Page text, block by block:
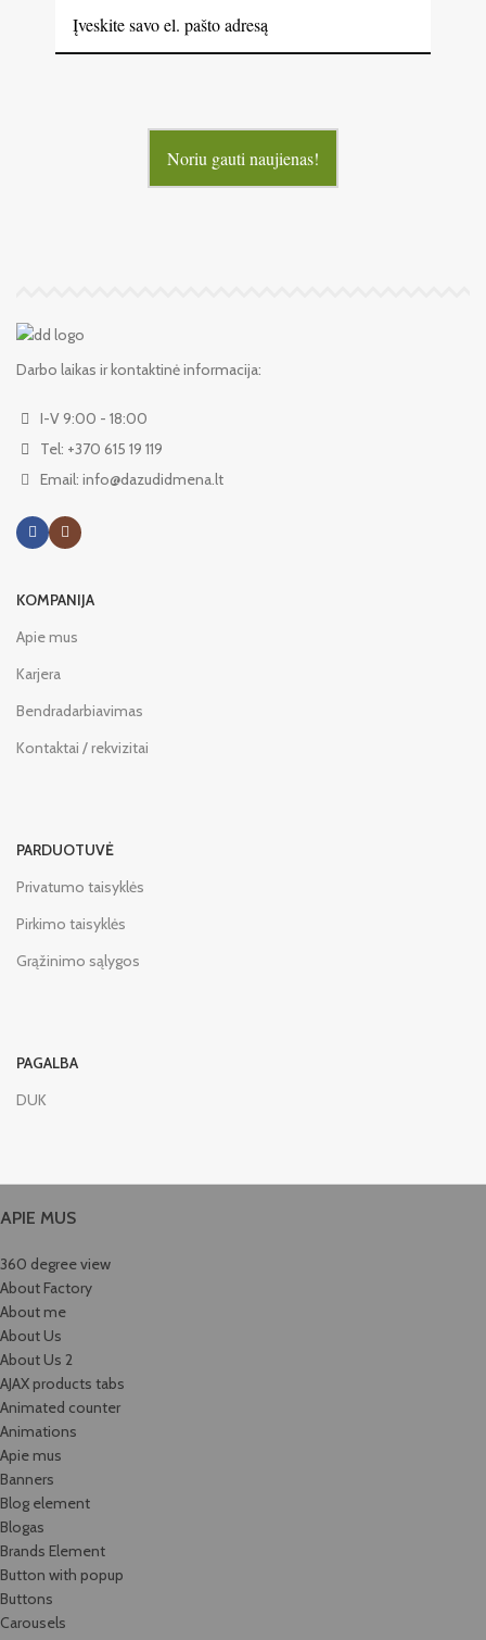
Noriu gauti naujienas!
Darbo laikas ir kontaktinė informacija:
I-V 9:00 - 18:00
Tel: +370 615 19 119
Email: info@dazudidmena.lt
KOMPANIJA
Apie mus
Karjera
Bendradarbiavimas
Kontaktai / rekvizitai
PARDUOTUVĖ
Privatumo taisyklės
Pirkimo taisyklės
Grąžinimo sąlygos
PAGALBA
DUK
APIE MUS
360 degree view
About Factory
About me
About Us
About Us 2
AJAX products tabs
Animated counter
Animations
Apie mus
Banners
Blog element
Blogas
Brands Element
Button with popup
Buttons
Carousels